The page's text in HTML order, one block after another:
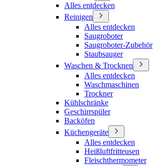
Alles entdecken
Reinigen
Alles entdecken
Saugroboter
Saugroboter-Zubehör
Staubsauger
Waschen & Trocknen
Alles entdecken
Waschmaschinen
Trockner
Kühlschränke
Geschirrspüler
Backöfen
Küchengeräte
Alles entdecken
Heißluftfritteusen
Fleischthermometer